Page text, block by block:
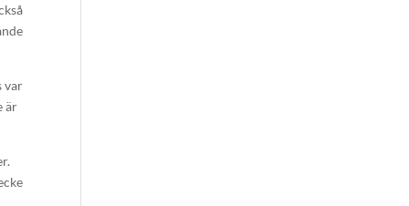
var
är